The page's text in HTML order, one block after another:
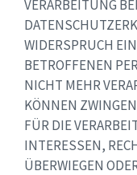
VERARBEITUNG
WIDERSPRUCH
BETROFFENEN
NICHT MEHR
KÖNNEN
FÜR DIE
INTERESSEN,
ÜBERWIEGEN